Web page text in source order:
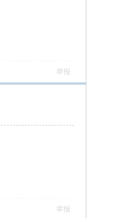
举报
举报